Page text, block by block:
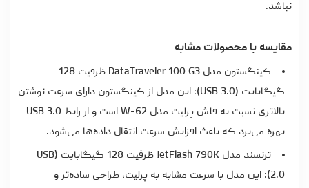
نباشد.
مقایسه با محصولات مشابه
کینگستون مدل DataTraveler 100 G3 ظرفیت 128
گیگابایت (USB 3.0): این مدل از کینگستون دارای سرعت نوشتن
بالاتری نسبت به فلش پرلیت مدل W-62 است و از رابط USB 3.0
بهره می‌برد که باعث افزایش سرعت انتقال داده‌ها می‌شود.
ترنسند مدل JetFlash 790K ظرفیت 128 گیگابایت (USB
2.0): این مدل با سرعت مشابه به پرلیت، طراحی ساده‌تر و